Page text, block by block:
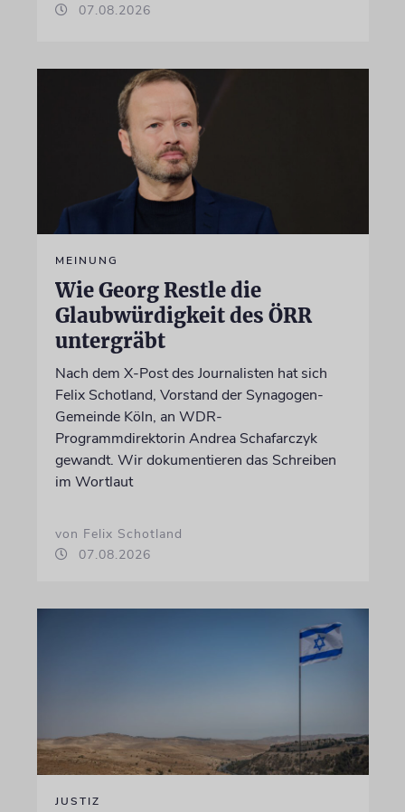
07.08.2026
MEINUNG
Wie Georg Restle die
Glaubwürdigkeit des ÖRR
untergräbt
Nach dem X-Post des Journalisten hat sich
Felix Schotland, Vorstand der Synagogen-
Gemeinde Köln, an WDR-
Programmdirektorin Andrea Schafarczyk
gewandt. Wir dokumentieren das Schreiben
im Wortlaut
von Felix Schotland
07.08.2026
JUSTIZ